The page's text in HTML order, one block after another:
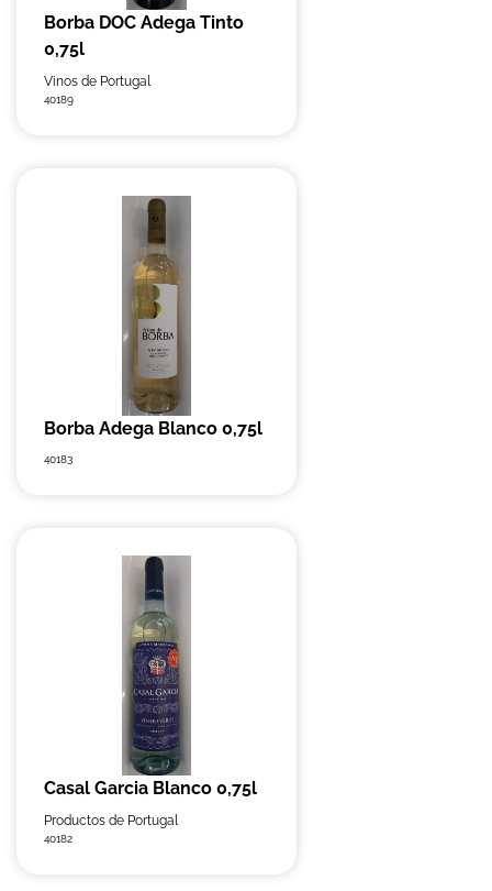
Borba DOC Adega Tinto
0,75l
Vinos de Portugal
40189
Borba Adega Blanco 0,75l
40183
Casal Garcia Blanco 0,75l
Productos de Portugal
40182